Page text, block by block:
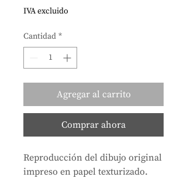
IVA excluido
Cantidad *
Agregar al carrito
Comprar ahora
Reproducción del dibujo original
impreso en papel texturizado.